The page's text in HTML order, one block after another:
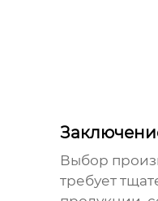
Выбор
требует